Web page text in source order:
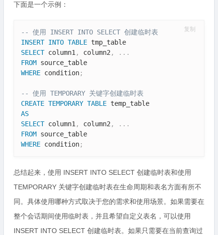
下面是一个示例：
-- 使用 INSERT INTO SELECT 创建临时表
INSERT INTO TABLE
SELECT column1 , column2 , . . .
FROM
WHERE condition;
-- 使用 TEMPORARY 关键字创建临时表
CREATE TEMPORARY TABLE
AS
SELECT column1 , column2 , . . .
FROM
WHERE condition;
复制
总结起来，使用 INSERT INTO SELECT 创建临时表和使用
TEMPORARY 关键字创建临时表在生命周期和表名方面有所不
同。具体使用哪种方式取决于您的需求和使用场景。如果需要在
整个会话期间使用临时表，并且希望自定义表名，可以使用
INSERT INTO SELECT 创建临时表。如果只需要在当前查询过